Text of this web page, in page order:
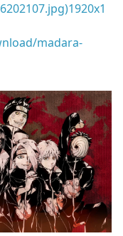
madara-